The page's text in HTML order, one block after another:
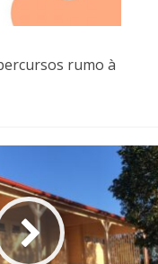
rumo à